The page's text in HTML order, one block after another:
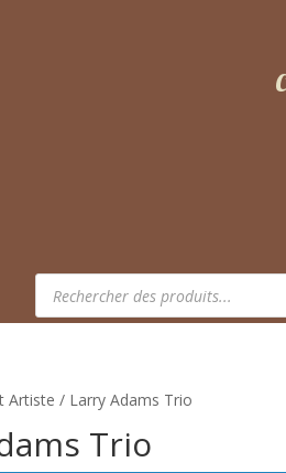
Recherche
produits
Artiste / Larry Adams Trio
Trio